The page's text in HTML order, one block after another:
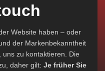
Website haben – oder
der Markenbekanntheit
zu kontaktieren. Die
daher gilt: Je früher Sie